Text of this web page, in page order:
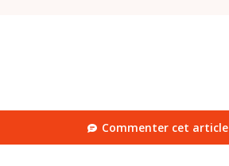
Commenter cet article